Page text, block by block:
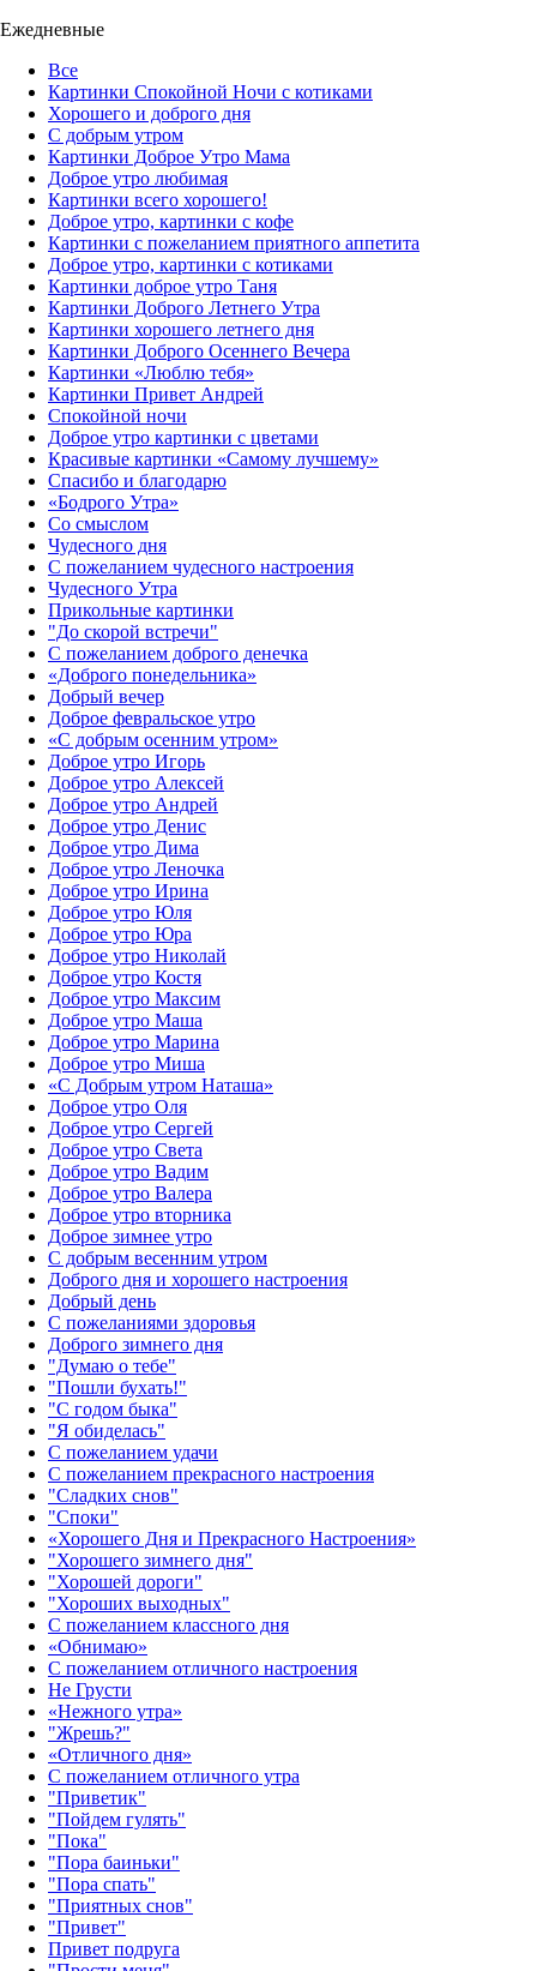
Ежедневные
Все
Картинки Спокойной Ночи с котиками
Хорошего и доброго дня
С добрым утром
Картинки Доброе Утро Мама
Доброе утро любимая
Картинки всего хорошего!
Доброе утро, картинки с кофе
Картинки с пожеланием приятного аппетита
Доброе утро, картинки с котиками
Картинки доброе утро Таня
Картинки Доброго Летнего Утра
Картинки хорошего летнего дня
Картинки Доброго Осеннего Вечера
Картинки «Люблю тебя»
Картинки Привет Андрей
Спокойной ночи
Доброе утро картинки с цветами
Красивые картинки «Самому лучшему»
Спасибо и благодарю
«‎Бодрого Утра»‎
Со смыслом
Чудесного дня
С пожеланием чудесного настроения
Чудесного Утра
Прикольные картинки
"До скорой встречи"
С пожеланием доброго денечка
«Доброго понедельника»‎
Добрый вечер
Доброе февральское утро
«С добрым осенним утром»‎
Доброе утро Игорь
Доброе утро Алексей
Доброе утро Андрей
Доброе утро Денис
Доброе утро Дима
Доброе утро Леночка
Доброе утро Ирина
Доброе утро Юля
Доброе утро Юра
Доброе утро Николай
Доброе утро Костя
Доброе утро Максим
Доброе утро Маша
Доброе утро Марина
Доброе утро Миша
«С Добрым утром Наташа»
Доброе утро Оля
Доброе утро Сергей
Доброе утро Света
Доброе утро Вадим
Доброе утро Валера
Доброе утро вторника
Доброе зимнее утро
С добрым весенним утром
Доброго дня и хорошего настроения
Добрый день
С пожеланиями здоровья
Доброго зимнего дня
"Думаю о тебе"
"Пошли бухать!"
"С годом быка"
"Я обиделась"
С пожеланием удачи
С пожеланием прекрасного настроения
"Сладких снов"
"Споки"
«Хорошего Дня и Прекрасного Настроения»
"Хорошего зимнего дня"
"Хорошей дороги"
"Хороших выходных"
С пожеланием классного дня
«Обнимаю»
С пожеланием отличного настроения
Не Грусти
«Нежного утра»‎
"Жрешь?"
«Отличного дня»‎
С пожеланием отличного утра
"Приветик"
"Пойдем гулять"
"Пока"
"Пора баиньки"
"Пора спать"
"Приятных снов"
"Привет"
Привет подруга